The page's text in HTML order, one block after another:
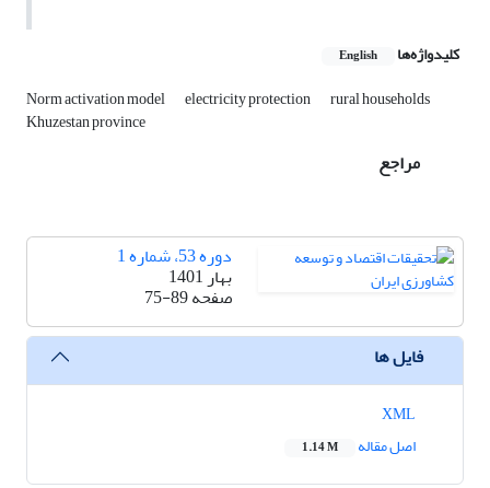
کلیدواژه‌ها English
Norm activation model electricity protection rural households
Khuzestan province
مراجع
دوره 53، شماره 1
بهار 1401
صفحه75-89
فایل ها
اصل مقاله
1.14 M